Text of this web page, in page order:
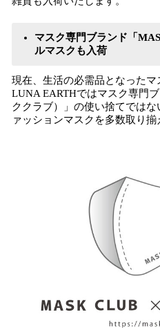
マスク専門ブランド「
ルマスクも入荷
現在、生活の必需品となったマ
LUNA EARTHではマスク専門
ククラブ）」の使い捨てでは
ァッションマスクを多数取り揃